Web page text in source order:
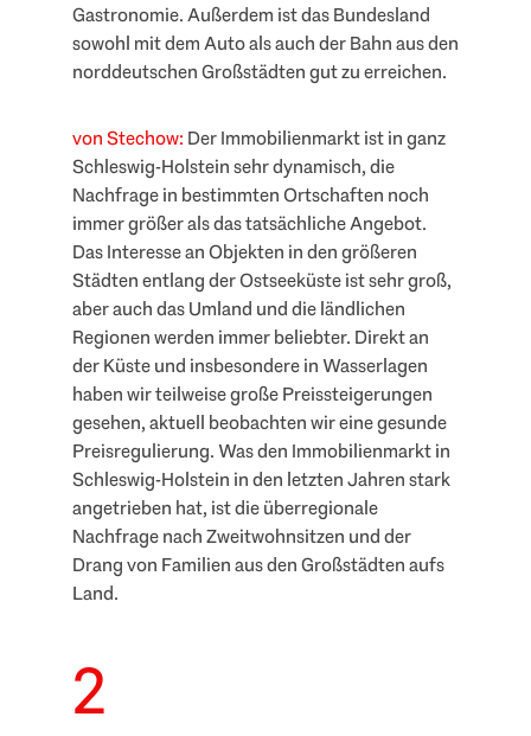
Gastronomie. Außerdem ist das Bundesland
sowohl mit dem Auto als auch der Bahn aus den
norddeutschen Großstädten gut zu erreichen.
von Stechow: Der Immobilienmarkt ist in ganz
Schleswig-Holstein sehr dynamisch, die
Nachfrage in bestimmten Ortschaften noch
immer größer als das tatsächliche Angebot.
Das Interesse an Objekten in den größeren
Städten entlang der Ostseeküste ist sehr groß,
aber auch das Umland und die ländlichen
Regionen werden immer beliebter. Direkt an
der Küste und insbesondere in Wasserlagen
haben wir teilweise große Preissteigerungen
gesehen, aktuell beobachten wir eine gesunde
Preisregulierung. Was den Immobilienmarkt in
Schleswig-Holstein in den letzten Jahren stark
angetrieben hat, ist die überregionale
Nachfrage nach Zweitwohnsitzen und der
Drang von Familien aus den Großstädten aufs
Land.
2